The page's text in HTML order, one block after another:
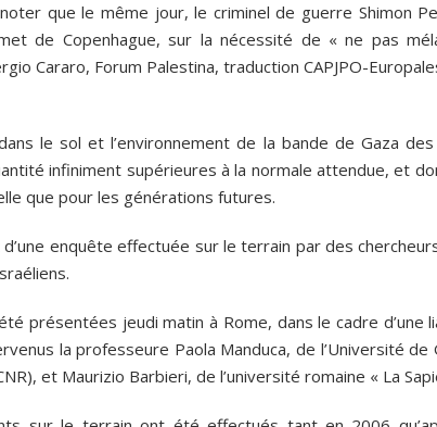
que le même jour, le criminel de guerre Shimon
de Copenhague, sur la nécessité de « ne pas
Cararo, Forum Palestina, traduction CAPJPO-
le sol et l’environnement de la bande de Gaza
infiniment supérieures à la normale attendue, et
que pour les générations futures.
enquête effectuée sur le terrain par des
présentées jeudi matin à Rome, dans le cadre d’une
la professeure Paola Manduca, de l’Université
et Maurizio Barbieri, de l’université romaine « La